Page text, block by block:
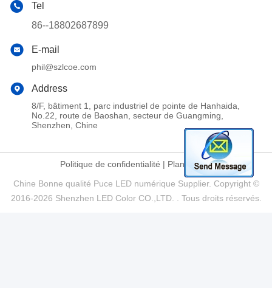
Tel
86--18802687899
E-mail
phil@szlcoe.com
Address
8/F, bâtiment 1, parc industriel de pointe de Hanhaida,
No.22, route de Baoshan, secteur de Guangming,
Shenzhen, Chine
Politique de confidentialité | Plan du site
Chine Bonne qualité Puce LED numérique Supplier. Copyright ©
2016-2026 Shenzhen LED Color CO.,LTD. . Tous droits réservés.